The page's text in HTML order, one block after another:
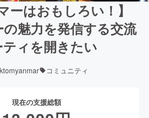
ーはおもしろい！】
の魅力を発信する交流
ィを開きたい
コミュニティ
現在の支援総額